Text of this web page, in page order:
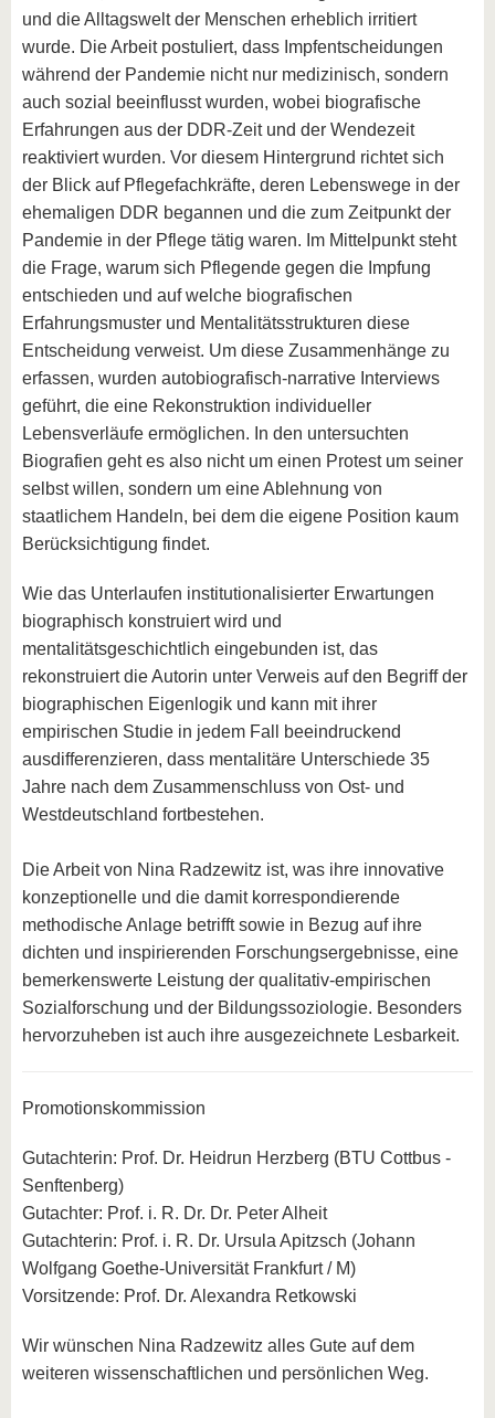
und die Alltagswelt der Menschen erheblich irritiert
wurde. Die Arbeit postuliert, dass Impfentscheidungen
während der Pandemie nicht nur medizinisch, sondern
auch sozial beeinflusst wurden, wobei biografische
Erfahrungen aus der DDR-Zeit und der Wendezeit
reaktiviert wurden. Vor diesem Hintergrund richtet sich
der Blick auf Pflegefachkräfte, deren Lebenswege in der
ehemaligen DDR begannen und die zum Zeitpunkt der
Pandemie in der Pflege tätig waren. Im Mittelpunkt steht
die Frage, warum sich Pflegende gegen die Impfung
entschieden und auf welche biografischen
Erfahrungsmuster und Mentalitätsstrukturen diese
Entscheidung verweist. Um diese Zusammenhänge zu
erfassen, wurden autobiografisch-narrative Interviews
geführt, die eine Rekonstruktion individueller
Lebensverläufe ermöglichen. In den untersuchten
Biografien geht es also nicht um einen Protest um seiner
selbst willen, sondern um eine Ablehnung von
staatlichem Handeln, bei dem die eigene Position kaum
Berücksichtigung findet.
Wie das Unterlaufen institutionalisierter Erwartungen
biographisch konstruiert wird und
mentalitätsgeschichtlich eingebunden ist, das
rekonstruiert die Autorin unter Verweis auf den Begriff der
biographischen Eigenlogik und kann mit ihrer
empirischen Studie in jedem Fall beeindruckend
ausdifferenzieren, dass mentalitäre Unterschiede 35
Jahre nach dem Zusammenschluss von Ost- und
Westdeutschland fortbestehen.
Die Arbeit von Nina Radzewitz ist, was ihre innovative
konzeptionelle und die damit korrespondierende
methodische Anlage betrifft sowie in Bezug auf ihre
dichten und inspirierenden Forschungsergebnisse, eine
bemerkenswerte Leistung der qualitativ-empirischen
Sozialforschung und der Bildungssoziologie. Besonders
hervorzuheben ist auch ihre ausgezeichnete Lesbarkeit.
Promotionskommission
Gutachterin: Prof. Dr. Heidrun Herzberg (BTU Cottbus -
Senftenberg)
Gutachter: Prof. i. R. Dr. Dr. Peter Alheit
Gutachterin: Prof. i. R. Dr. Ursula Apitzsch (Johann
Wolfgang Goethe-Universität Frankfurt / M)
Vorsitzende: Prof. Dr. Alexandra Retkowski
Wir wünschen Nina Radzewitz alles Gute auf dem
weiteren wissenschaftlichen und persönlichen Weg.